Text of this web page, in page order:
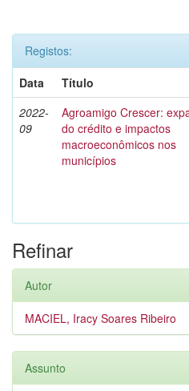
Registos:
Data
Título
2022-
09
Agroamigo Crescer:
do crédito e impactos
macroeconômicos nos
municípios
Refinar
Autor
MACIEL, Iracy Soares Ribeiro
Assunto